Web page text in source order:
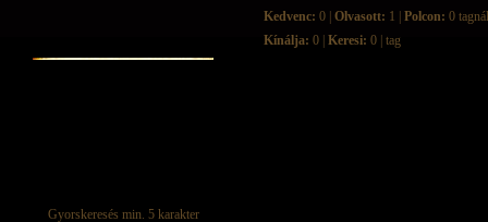
Kedvenc: 0 | Olvasott: 1 | Polcon: 0 tagnál
Kínálja: 0 | Keresi: 0 | tag